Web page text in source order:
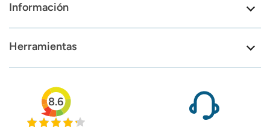
Información
Herramientas
8.6